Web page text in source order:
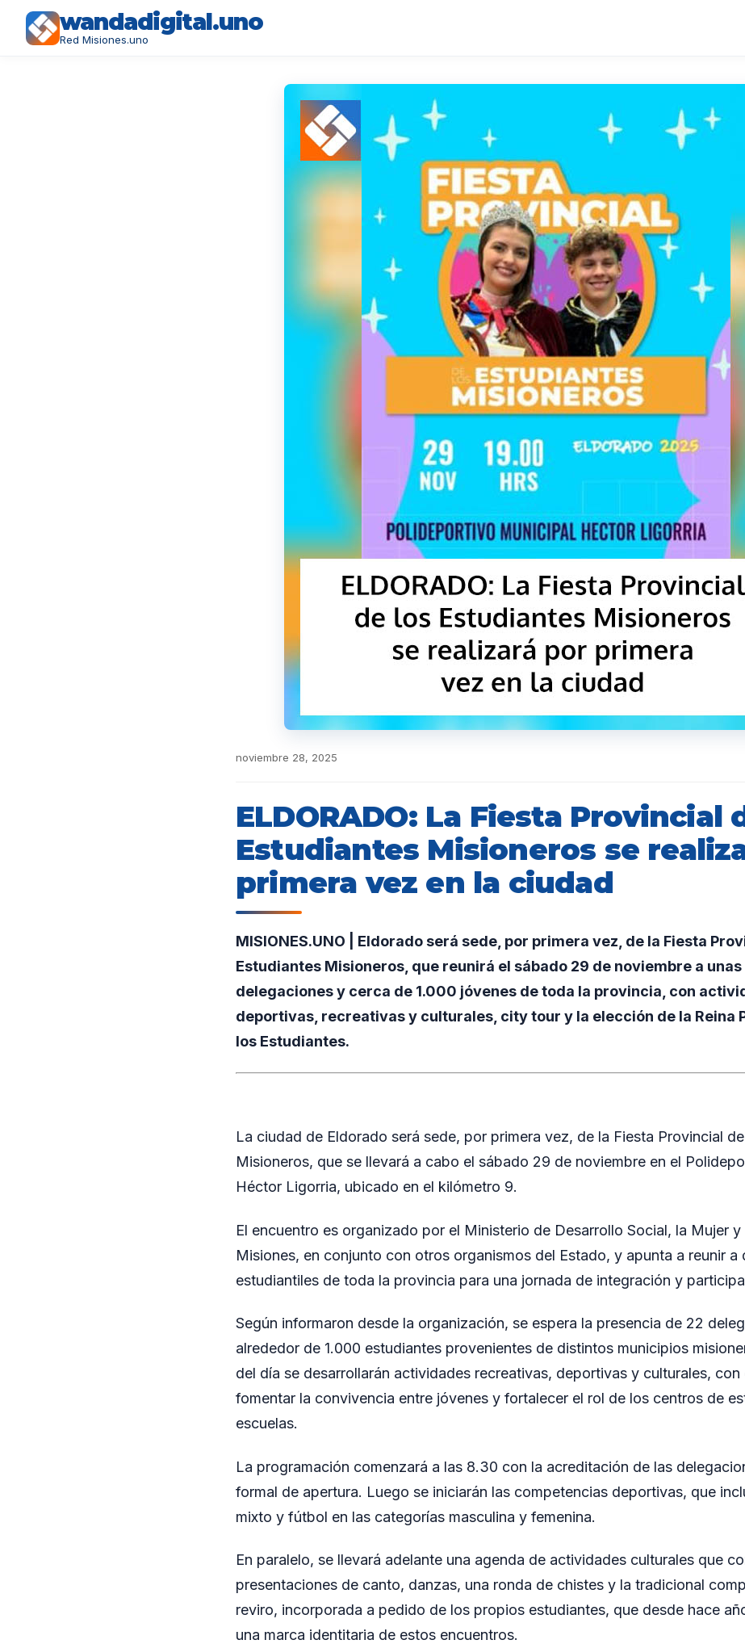
wandadigital.uno
Red Misiones.uno
noviembre 28, 2025
ELDORADO: La Fiesta Provincial
Estudiantes Misioneros se
primera vez en la ciudad
MISIONES.UNO | Eldorado será sede, por primera vez, de la Fiesta
Estudiantes Misioneros, que reunirá el sábado 29 de noviembre a unas
delegaciones y cerca de 1.000 jóvenes de toda la provincia, con
deportivas, recreativas y culturales, city tour y la elección de la Reina
los Estudiantes.
La ciudad de Eldorado será sede, por primera vez, de la Fiesta Provincial
Misioneros, que se llevará a cabo el sábado 29 de noviembre en el
Héctor Ligorria, ubicado en el kilómetro 9.
El encuentro es organizado por el Ministerio de Desarrollo Social, la Mujer
Misiones, en conjunto con otros organismos del Estado, y apunta a reunir a
estudiantiles de toda la provincia para una jornada de integración y
Según informaron desde la organización, se espera la presencia de 22
alrededor de 1.000 estudiantes provenientes de distintos municipios
del día se desarrollarán actividades recreativas, deportivas y culturales,
fomentar la convivencia entre jóvenes y fortalecer el rol de los centros de
escuelas.
La programación comenzará a las 8.30 con la acreditación de las
formal de apertura. Luego se iniciarán las competencias deportivas, que
mixto y fútbol en las categorías masculina y femenina.
En paralelo, se llevará adelante una agenda de actividades culturales que
presentaciones de canto, danzas, una ronda de chistes y la tradicional
reviro, incorporada a pedido de los propios estudiantes, que desde hace
una marca identitaria de estos encuentros.